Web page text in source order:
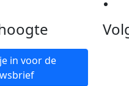
in voor de